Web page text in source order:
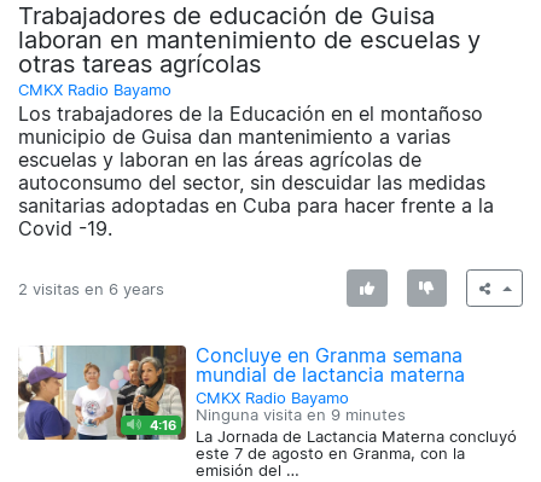
Trabajadores de educación de Guisa
laboran en mantenimiento de escuelas y
otras tareas agrícolas
CMKX Radio Bayamo
Los trabajadores de la Educación en el montañoso
municipio de Guisa dan mantenimiento a varias
escuelas y laboran en las áreas agrícolas de
autoconsumo del sector, sin descuidar las medidas
sanitarias adoptadas en Cuba para hacer frente a la
Covid -19.
2 visitas en 6 years
4:16
Concluye en Granma semana
mundial de lactancia materna
CMKX Radio Bayamo
Ninguna visita en 9 minutes
La Jornada de Lactancia Materna concluyó
este 7 de agosto en Granma, con la
emisión del …